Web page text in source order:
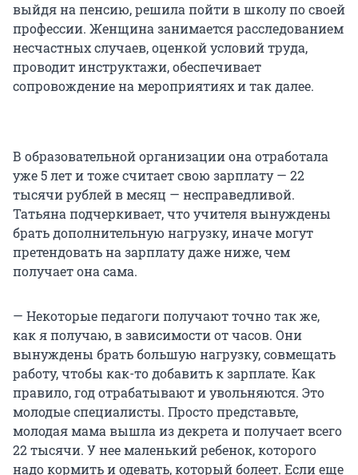
выйдя на пенсию, решила пойти в школу по своей
профессии. Женщина занимается расследованием
несчастных случаев, оценкой условий труда,
проводит инструктажи, обеспечивает
сопровождение на мероприятиях и так далее.
В образовательной организации она отработала
уже 5 лет и тоже считает свою зарплату — 22
тысячи рублей в месяц — несправедливой.
Татьяна подчеркивает, что учителя вынуждены
брать дополнительную нагрузку, иначе могут
претендовать на зарплату даже ниже, чем
получает она сама.
— Некоторые педагоги получают точно так же,
как я получаю, в зависимости от часов. Они
вынуждены брать большую нагрузку, совмещать
работу, чтобы как-то добавить к зарплате. Как
правило, год отрабатывают и увольняются. Это
молодые специалисты. Просто представьте,
молодая мама вышла из декрета и получает всего
22 тысячи. У нее маленький ребенок, которого
надо кормить и одевать, который болеет. Если еще